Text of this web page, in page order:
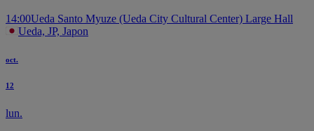
14:00Ueda Santo Myuze (Ueda City Cultural Center) Large Hall
Ueda, JP, Japon
oct.
12
lun.